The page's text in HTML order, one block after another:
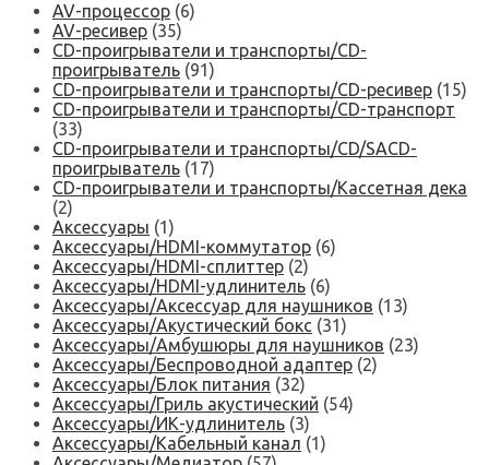
AV-процессор (6)
AV-ресивер (35)
CD-проигрыватели и транспорты/CD-
проигрыватель (91)
CD-проигрыватели и транспорты/CD-ресивер (15)
CD-проигрыватели и транспорты/CD-транспорт
(33)
CD-проигрыватели и транспорты/CD/SACD-
проигрыватель (17)
CD-проигрыватели и транспорты/Кассетная дека
(2)
Аксессуары (1)
Аксессуары/HDMI-коммутатор (6)
Аксессуары/HDMI-сплиттер (2)
Аксессуары/HDMI-удлинитель (6)
Аксессуары/Аксессуар для наушников (13)
Аксессуары/Акустический бокс (31)
Аксессуары/Амбушюры для наушников (23)
Аксессуары/Беспроводной адаптер (2)
Аксессуары/Блок питания (32)
Аксессуары/Гриль акустический (54)
Аксессуары/ИК-удлинитель (3)
Аксессуары/Кабельный канал (1)